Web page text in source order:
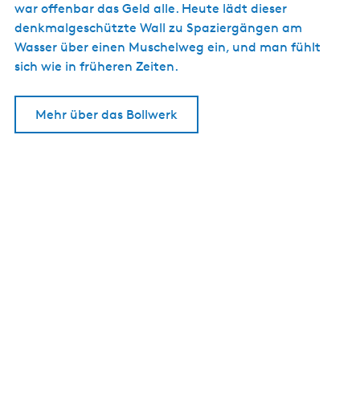
war offenbar das Geld alle. Heute lädt dieser
denkmalgeschützte Wall zu Spaziergängen am
Wasser über einen Muschelweg ein, und man fühlt
sich wie in früheren Zeiten.
Mehr über das Bollwerk